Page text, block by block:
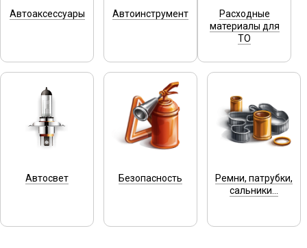
Автоаксессуары Автоинструмент
Расходные
материалы для
ТО
Автосвет Безопасность
Ремни, патрубки,
сальники...